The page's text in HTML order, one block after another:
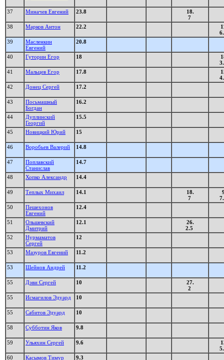
37 Миначев Евгений 23.8
18.
7
38
Марков Антон 22.2
39
Масленкин
Евгений
20.8
40 Гуторин Егор 18
41
Мальцев Егор 17.8
42
Донец Сергей 17.2
43
Посьмашный
Богдан
16.2
44
Дуплинский
Георгий
15.5
45 Новицкий Юрий 15
46 Воробьев Валерий 14.8
47
Поплавский
Станислав
14.7
48 Хопко Александр 14.4
49 Теплых Михаил 14.1
18.
7
50
Пешехонов
Евгений
12.4
51
Ольшевский
Дмитрий
12.1
26.
2.5
52
Нурмаматов
Сергей
12
53 Мазуров Евгений 11.2
53 Шейнов Андрей 11.2
55 Дэви Сергей 10
27.
2
55
Исмагилов Эдуард 10
55 Сабитов Эдуард 10
58 Субботин Яков 9.8
59 Ульяхин Сергей 9.6
60
Касымов Тимур 9.3